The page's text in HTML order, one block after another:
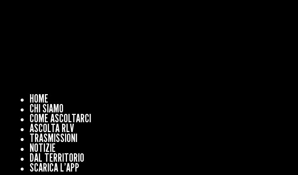
HOME
CHI SIAMO
COME ASCOLTARCI
ASCOLTA RLV
TRASMISSIONI
NOTIZIE
DAL TERRITORIO
SCARICA L’APP